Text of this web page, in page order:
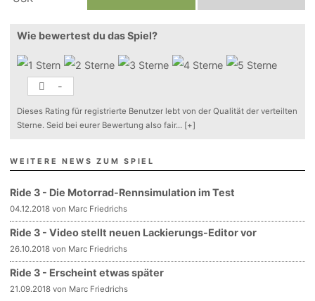
Wie bewertest du das Spiel?
-
Dieses Rating für registrierte Benutzer lebt von der Qualität der verteilten
Sterne. Seid bei eurer Bewertung also fair... [+]
WEITERE NEWS ZUM SPIEL
Ride 3 - Die Motorrad-Rennsimulation im Test
04.12.2018 von Marc Friedrichs
Ride 3 - Video stellt neuen Lackierungs-Editor vor
26.10.2018 von Marc Friedrichs
Ride 3 - Erscheint etwas später
21.09.2018 von Marc Friedrichs